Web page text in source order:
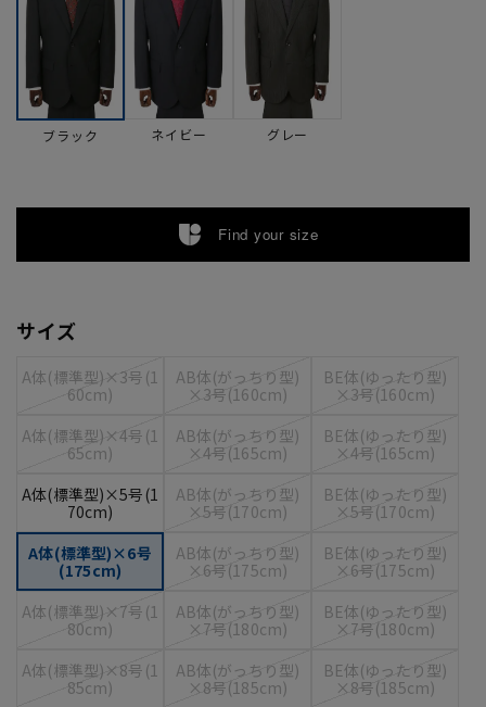
ブラック ネイビー グレー
Find your size
サイズ
A体(標準型)×3号(1
60cm)
AB体(がっちり型)
×3号(160cm)
BE体(ゆったり型)
×3号(160cm)
A体(標準型)×4号(1
65cm)
AB体(がっちり型)
×4号(165cm)
BE体(ゆったり型)
×4号(165cm)
A体(標準型)×5号(1
70cm)
AB体(がっちり型)
×5号(170cm)
BE体(ゆったり型)
×5号(170cm)
A体(標準型)×6号
(175cm)
AB体(がっちり型)
×6号(175cm)
BE体(ゆったり型)
×6号(175cm)
A体(標準型)×7号(1
80cm)
AB体(がっちり型)
×7号(180cm)
BE体(ゆったり型)
×7号(180cm)
A体(標準型)×8号(1
85cm)
AB体(がっちり型)
×8号(185cm)
BE体(ゆったり型)
×8号(185cm)